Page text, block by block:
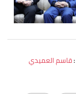
:قاسم العميدي